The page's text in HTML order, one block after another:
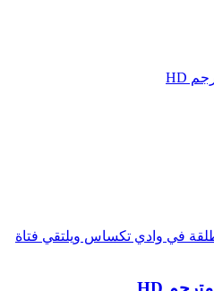
في وادي تكساس ويلتقي فتاة